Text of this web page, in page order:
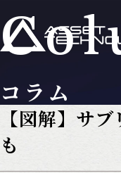
コラム
【図解】サ
も